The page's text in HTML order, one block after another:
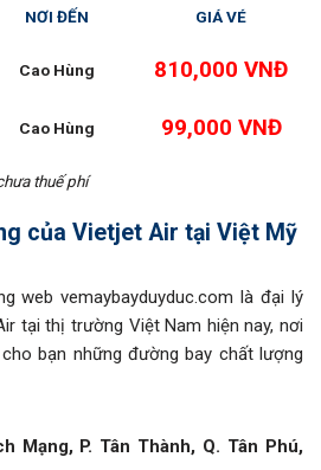
NƠI ĐẾN GIÁ VÉ
Cao Hùng 810,000 VNĐ
Cao Hùng 99,000 VNĐ
thuế phí
của Vietjet Air tại Việt Mỹ
web vemaybayduyduc.com là đại lý
tại thị trường Việt Nam hiện nay, nơi
bạn những đường bay chất lượng
Mạng, P. Tân Thành, Q. Tân Phú,